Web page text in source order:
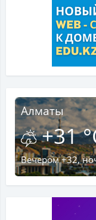
Алматы
+31
Вечером +32,